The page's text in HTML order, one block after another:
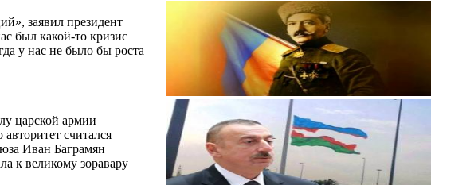
заявил президент
был какой-то кризис
у нас не было бы роста
царской армии
считался
Иван Баграмян
к великому зоравару